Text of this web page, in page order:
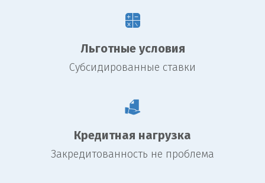
Льготные условия
Субсидированные ставки
Кредитная нагрузка
Закредитованность не проблема